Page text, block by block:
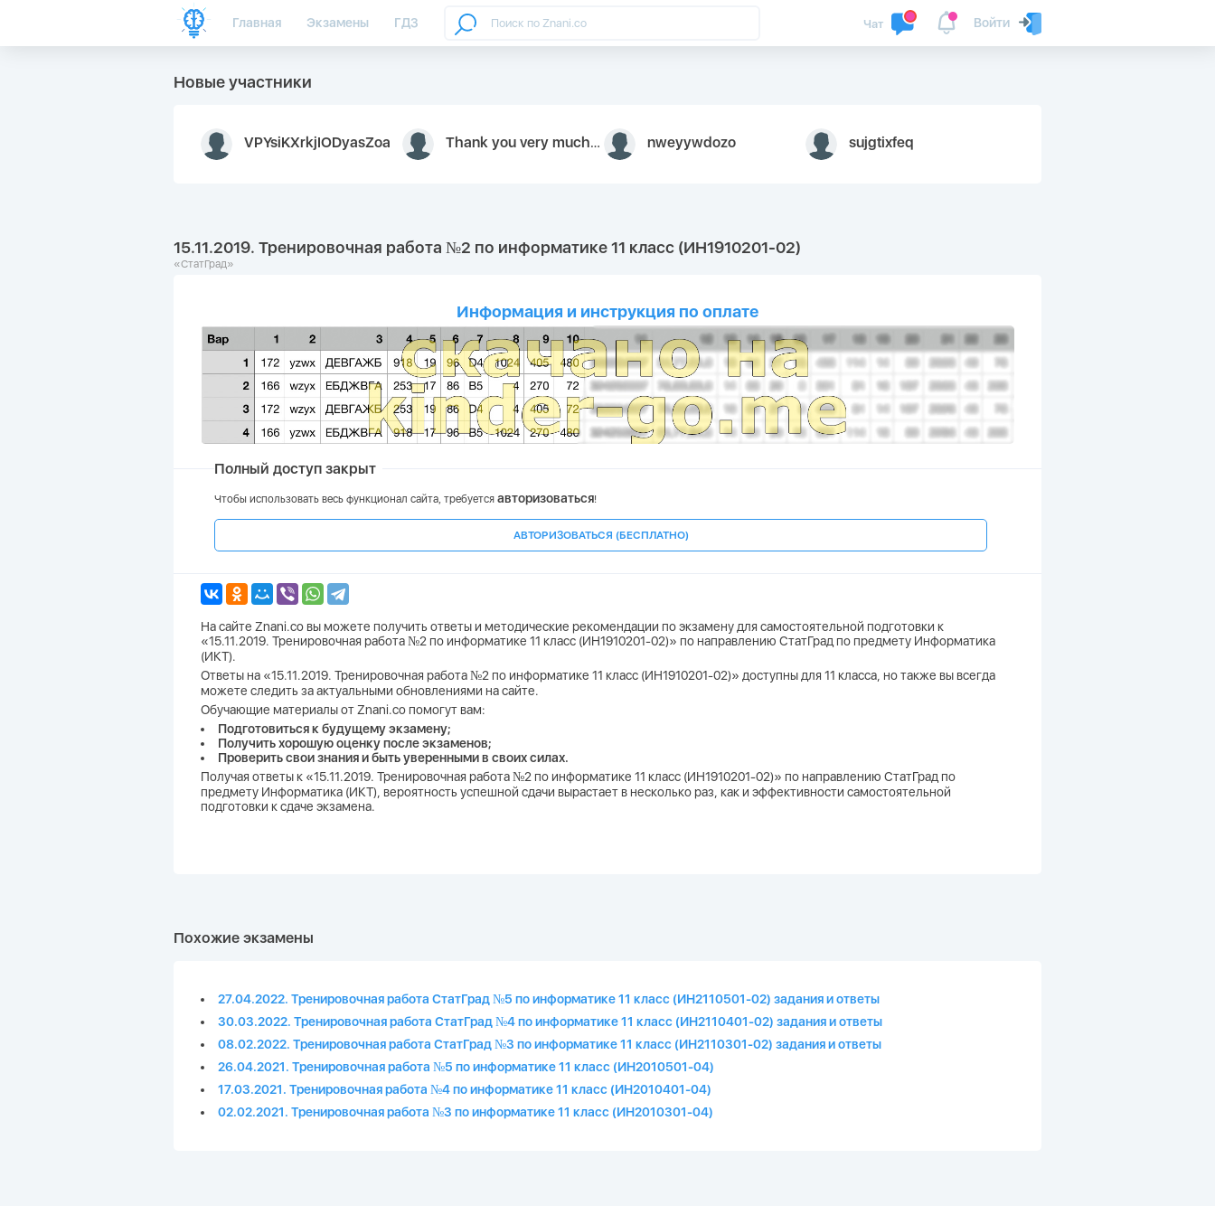
Главная Экзамены ГДЗ Войти
Чат
Новые участники
VPYsiKXrkjIODyasZoa Thank you very much for your inquiry We appreciate you 9126052 https://youtube.com faceapple ! nweyywdozo sujgtixfeq
15.11.2019. Тренировочная работа №2 по информатике 11 класс (ИН1910201-02)
«СтатГрад»
Информация и инструкция по оплате
Полный доступ закрыт
Чтобы использовать весь функционал сайта, требуется авторизоваться!
АВТОРИЗОВАТЬСЯ (БЕСПЛАТНО)
На сайте Znani.co вы можете получить ответы и методические рекомендации по экзамену для самостоятельной подготовки к
«15.11.2019. Тренировочная работа №2 по информатике 11 класс (ИН1910201-02)» по направлению СтатГрад по предмету Информатика
(ИКТ).
Ответы на «15.11.2019. Тренировочная работа №2 по информатике 11 класс (ИН1910201-02)» доступны для 11 класса, но также вы всегда
можете следить за актуальными обновлениями на сайте.
Обучающие материалы от Znani.co помогут вам:
Подготовиться к будущему экзамену;
Получить хорошую оценку после экзаменов;
Проверить свои знания и быть уверенными в своих силах.
Получая ответы к «15.11.2019. Тренировочная работа №2 по информатике 11 класс (ИН1910201-02)» по направлению СтатГрад по
предмету Информатика (ИКТ), вероятность успешной сдачи вырастает в несколько раз, как и эффективности самостоятельной
подготовки к сдаче экзамена.
Похожие экзамены
27.04.2022. Тренировочная работа СтатГрад №5 по информатике 11 класс (ИН2110501-02) задания и ответы
30.03.2022. Тренировочная работа СтатГрад №4 по информатике 11 класс (ИН2110401-02) задания и ответы
08.02.2022. Тренировочная работа СтатГрад №3 по информатике 11 класс (ИН2110301-02) задания и ответы
26.04.2021. Тренировочная работа №5 по информатике 11 класс (ИН2010501-04)
17.03.2021. Тренировочная работа №4 по информатике 11 класс (ИН2010401-04)
02.02.2021. Тренировочная работа №3 по информатике 11 класс (ИН2010301-04)